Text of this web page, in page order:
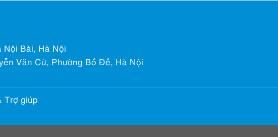
Nội Bài, Hà Nội
Văn Cừ, Phường Bồ Đề, Hà Nội
Trợ giúp